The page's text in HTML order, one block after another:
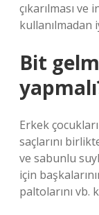
çıkarılması
kullanılmadan
Bit
Erkek
saçlarını
ve sabunlu
için
paltolarını vb.